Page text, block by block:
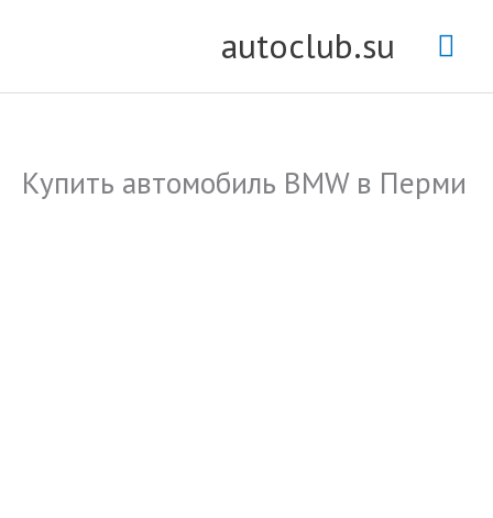
autoclub.su
Купить автомобиль BMW в Перми